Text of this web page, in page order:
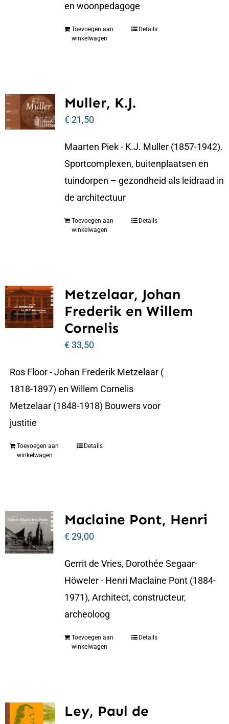
en woonpedagoge
Toevoegen aan
winkelwagen
Details
Muller, K.J.
€21,50
Maarten Piek - K.J. Muller (1857-1942).
Sportcomplexen, buitenplaatsen en
tuindorpen – gezondheid als leidraad in
de architectuur
Toevoegen aan
winkelwagen
Details
Metzelaar, Johan
Frederik en Willem
Cornelis
€33,50
Ros Floor - Johan Frederik Metzelaar (
1818-1897) en Willem Cornelis
Metzelaar (1848-1918) Bouwers voor
justitie
Toevoegen aan
winkelwagen
Details
Maclaine Pont, Henri
€29,00
Gerrit de Vries, Dorothée Segaar-
Höweler - Henri Maclaine Pont (1884-
1971), Architect, constructeur,
archeoloog
Toevoegen aan
winkelwagen
Details
Ley, Paul de